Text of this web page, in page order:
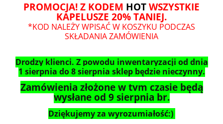
PROMOCJA! Z KODEM HOT WSZYSTKIE
KAPELUSZE 20% TANIEJ.
*KOD NALEŻY WPISAĆ W KOSZYKU PODCZAS
SKŁADANIA ZAMÓWIENIA
Drodzy klienci. Z powodu inwentaryzacji od dnia
1 sierpnia do 8 sierpnia sklep będzie nieczynny.
Zamówienia złożone w tym czasie będą
wysłane od 9 sierpnia br.
Dziękujemy za wyrozumiałość:)